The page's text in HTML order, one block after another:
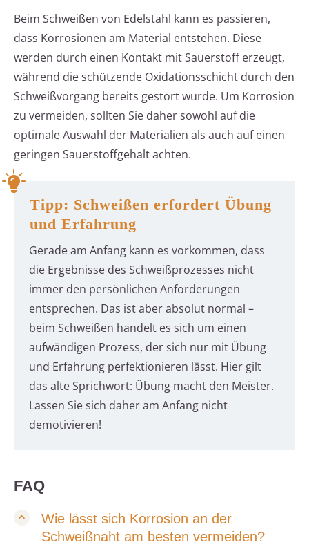
Beim Schweißen von Edelstahl kann es passieren,
dass Korrosionen am Material entstehen. Diese
werden durch einen Kontakt mit Sauerstoff erzeugt,
während die schützende Oxidationsschicht durch den
Schweißvorgang bereits gestört wurde. Um Korrosion
zu vermeiden, sollten Sie daher sowohl auf die
optimale Auswahl der Materialien als auch auf einen
geringen Sauerstoffgehalt achten.
Tipp: Schweißen erfordert Übung
und Erfahrung
Gerade am Anfang kann es vorkommen, dass
die Ergebnisse des Schweißprozesses nicht
immer den persönlichen Anforderungen
entsprechen. Das ist aber absolut normal –
beim Schweißen handelt es sich um einen
aufwändigen Prozess, der sich nur mit Übung
und Erfahrung perfektionieren lässt. Hier gilt
das alte Sprichwort: Übung macht den Meister.
Lassen Sie sich daher am Anfang nicht
demotivieren!
FAQ
Wie lässt sich Korrosion an der
Schweißnaht am besten vermeiden?